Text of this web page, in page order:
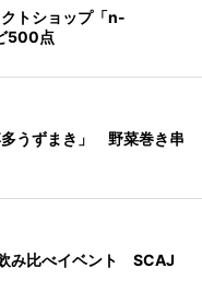
トショップ「n-
500点
うずまき」 野菜巻き串
み比べイベント SCAJ